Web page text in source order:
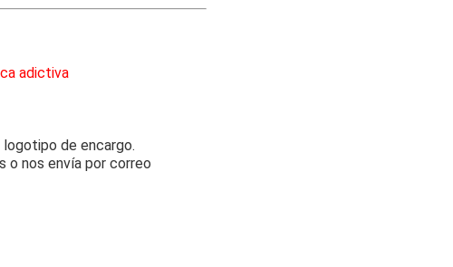
adictiva
de encargo.
o nos envía por correo